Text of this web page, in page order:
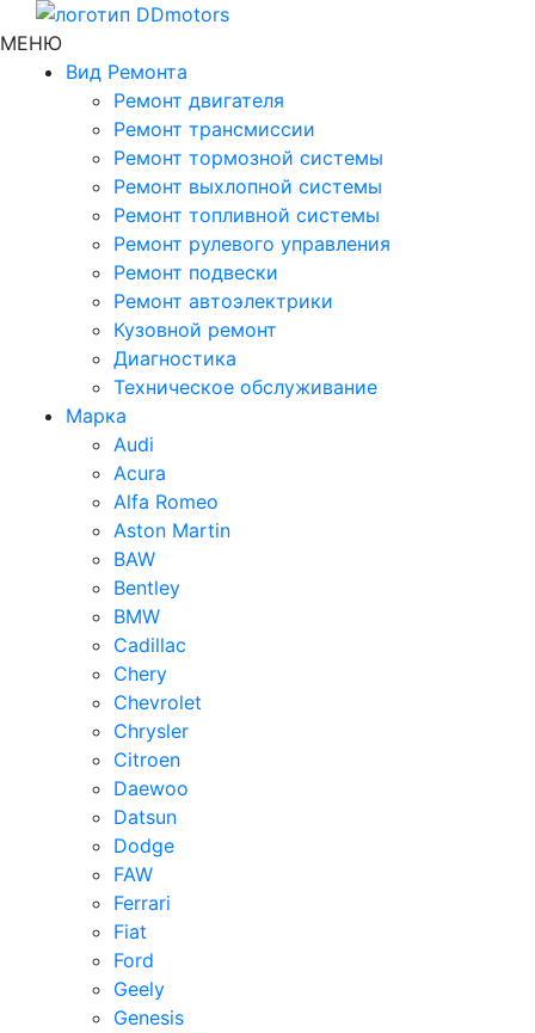
МЕНЮ
Вид Ремонта
Ремонт двигателя
Ремонт трансмиссии
Ремонт тормозной системы
Ремонт выхлопной системы
Ремонт топливной системы
Ремонт рулевого управления
Ремонт подвески
Ремонт автоэлектрики
Кузовной ремонт
Диагностика
Техническое обслуживание
Марка
Audi
Acura
Alfa Romeo
Aston Martin
BAW
Bentley
BMW
Cadillac
Chery
Chevrolet
Chrysler
Citroen
Daewoo
Datsun
Dodge
FAW
Ferrari
Fiat
Ford
Geely
Genesis